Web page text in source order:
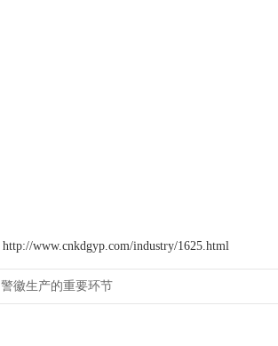
http://www.cnkdgyp.com/industry/1625.html
警徽生产的重要环节